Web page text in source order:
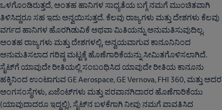
ಒಳಗೊಂಡಿರುತ್ತದೆ, ಅಂತಹ ಹಾನಿಗಳ ಸಾಧ್ಯತೆಯ ಬಗ್ಗೆ ನಮಗೆ ಮುಂಚಿತವಾಗಿ
ತಿಳಿಸಿದ್ದರೂ ಸಹ ಇದು ಅನ್ವಯಿಸುತ್ತದೆ. ಕೆಲವು ರಾಜ್ಯಗಳು ಮತ್ತು ದೇಶಗಳು ಕೆಲವು
ವರ್ಗದ ಹಾನಿಗಳ ಹೊರಗಿಡುವಿಕೆ ಅಥವಾ ಮಿತಿಯನ್ನು ಅನುಮತಿಸುವುದಿಲ್ಲ.
ಅಂತಹ ರಾಜ್ಯಗಳು ಮತ್ತು ದೇಶಗಳಲ್ಲಿ, ಅನ್ವಯವಾಗುವ ಕಾನೂನಿನಿಂದ
ಅನುಮತಿಸಲಾದ ಗರಿಷ್ಠ ಮಟ್ಟಕ್ಕೆ ಹೊಣೆಗಾರಿಕೆಯನ್ನು ಸೀಮಿತಗೊಳಿಸಲಾಗಿದೆ.
ಸೈಟ್‌ಗೆ ಯಾವುದೇ ರೀತಿಯಲ್ಲಿ ಸಂಬಂಧಿಸಿದ ಯಾವುದೇ ರೀತಿಯ ಕಾನೂನು
ಹಕ್ಕಿನಿಂದ ಉಂಟಾಗುವ GE Aerospace, GE Vernova, FHI 360, ಮತ್ತು ಅದರ
ಅಂಗಸಂಸ್ಥೆಗಳು, ಏಜೆಂಟ್‌ಗಳು ಮತ್ತು ಪರವಾನಗಿದಾರರ ಹೊಣೆಗಾರಿಕೆಯು
(ಯಾವುದಾದರೂ ಇದ್ದಲ್ಲಿ), ಸೈಟ್‌ನ ಬಳಕೆಗಾಗಿ ನೀವು ನಮಗೆ ಪಾವತಿಸಿದ